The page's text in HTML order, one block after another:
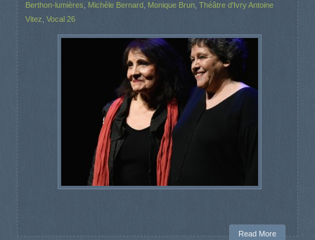
Berthon-lumières
Michèle Bernard Monique Brun Théâtre d'Ivry Antoine
Vitez Vocal 26
Read More